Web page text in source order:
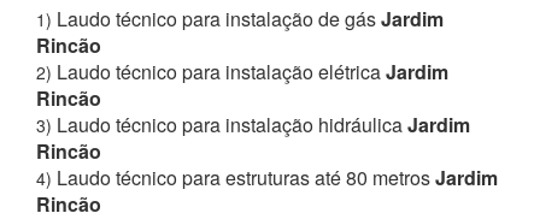
1) Laudo técnico para instalação de gásJardim
Rincão
2) Laudo técnico para instalação elétricaJardim
Rincão
3) Laudo técnico para instalação hidráulicaJardim
Rincão
4) Laudo técnico para estruturas até 80 metrosJardim
Rincão